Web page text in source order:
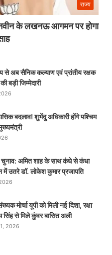
राज्य
नवीन के लखनऊ आगमन पर होगा
से अब सैनिक कल्याण एवं प्रांतीय रक्षक
बड़ी जिम्मेदारी
बदलाव! शुभेंदु अधिकारी होंगे पश्चिम
चुनाव: अमित शाह के साथ कंधे से कंधा
में उतरे डॉ. लोकेश कुमार प्रजापति
मोर्चा यूपी को मिली नई दिशा, रक्षा
सिंह से मिले कुंवर बासित अली
2026